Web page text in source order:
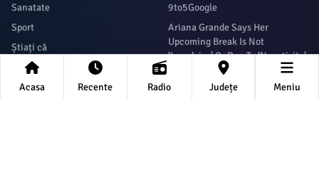
Sanatate
Sport
Știați că
Tech
9to5Google
Ariana Grande Says Her
Upcoming Break Is Not
‘Impulsive’ Or Due To ‘Negativity’
Newsletter
Acasa Recente Radio Județe Meniu